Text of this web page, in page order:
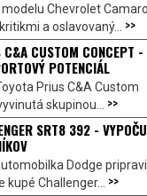
Chevrolet
a oslavovaný... >>
C&A CUSTOM CONCEPT -
POTENCIÁL
Prius C&A Custom
skupinou... >>
SRT8 392 -
Dodge
kupé Challenger... >>